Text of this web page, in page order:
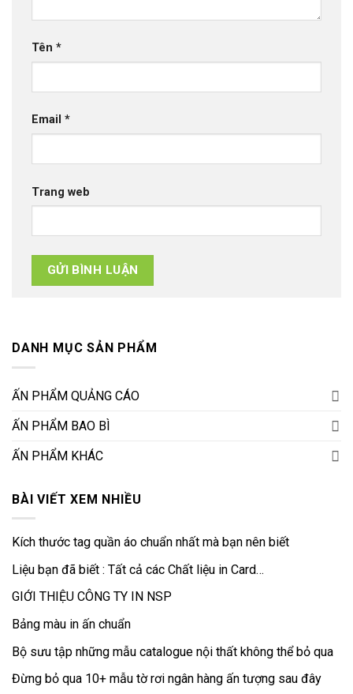
DANH MỤC SẢN PHẨM
ẤN PHẨM QUẢNG CÁO
ẤN PHẨM BAO BÌ
ẤN PHẨM KHÁC
BÀI VIẾT XEM NHIỀU
Kích thước tag quần áo chuẩn nhất mà bạn nên biết
Liệu bạn đã biết : Tất cả các Chất liệu in Card…
GIỚI THIỆU CÔNG TY IN NSP
Bảng màu in ấn chuẩn
Bộ sưu tập những mẫu catalogue nội thất không thể bỏ qua
Đừng bỏ qua 10+ mẫu tờ rơi ngân hàng ấn tượng sau đây
Tên *
Email *
Trang web